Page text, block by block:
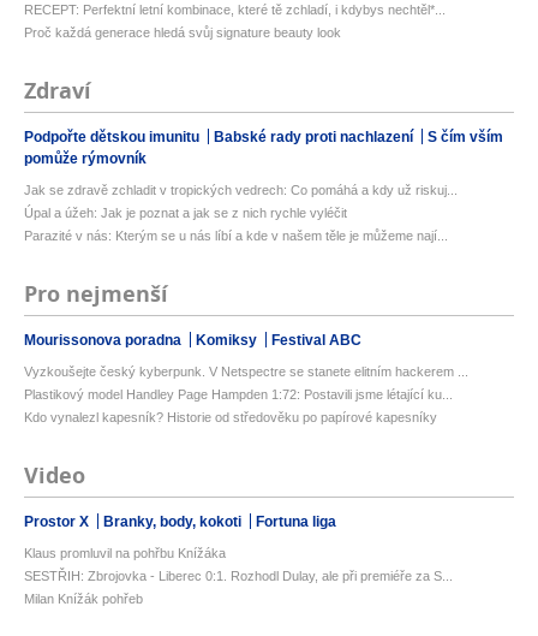
RECEPT: Perfektní letní kombinace, které tě zchladí, i kdybys nechtěl*...
Proč každá generace hledá svůj signature beauty look
Zdraví
Podpořte dětskou imunitu Babské rady proti nachlazení
S čím vším
pomůže rýmovník
Jak se zdravě zchladit v tropických vedrech: Co pomáhá a kdy už riskuj...
Úpal a úžeh: Jak je poznat a jak se z nich rychle vyléčit
Parazité v nás: Kterým se u nás líbí a kde v našem těle je můžeme nají...
Pro nejmenší
Mourissonova poradna Komiksy Festival ABC
Vyzkoušejte český kyberpunk. V Netspectre se stanete elitním hackerem ...
Plastikový model Handley Page Hampden 1:72: Postavili jsme létající ku...
Kdo vynalezl kapesník? Historie od středověku po papírové kapesníky
Video
Prostor X Branky, body, kokoti Fortuna liga
Klaus promluvil na pohřbu Knížáka
SESTŘIH: Zbrojovka - Liberec 0:1. Rozhodl Dulay, ale při premiéře za S...
Milan Knížák pohřeb